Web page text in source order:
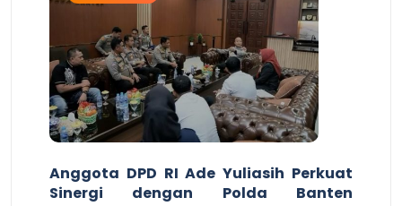
Anggota DPD RI Ade Yuliasih Perkuat
Sinergi dengan Polda Banten